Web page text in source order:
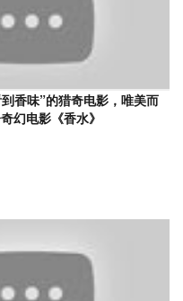
到香味”的猎奇电影，唯美而
幻电影《香水》